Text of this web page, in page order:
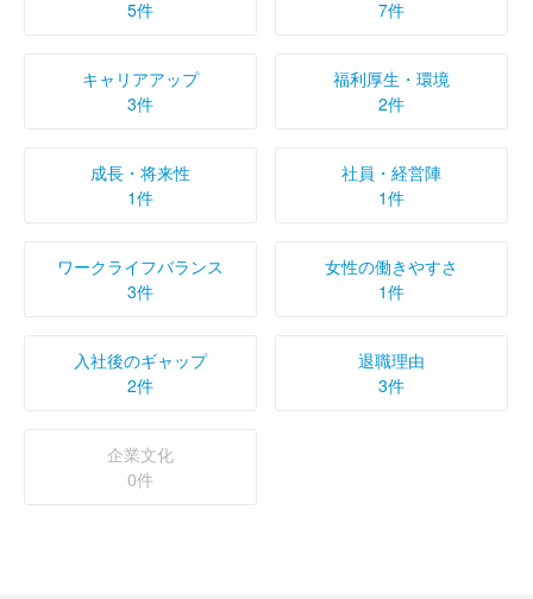
5件
7件
キャリアアップ
3件
福利厚生・環境
2件
成長・将来性
1件
社員・経営陣
1件
ワークライフバランス
3件
女性の働きやすさ
1件
入社後のギャップ
2件
退職理由
3件
企業文化
0件